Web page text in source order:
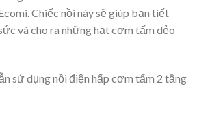
Chiếc nồi này sẽ giúp bạn tiết
và cho ra những hạt cơm tấm dẻo
sử dụng nồi điện hấp cơm tấm 2 tầng